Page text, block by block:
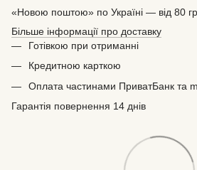
«Новою поштою» по Україні — від 80
Більше інформації про доставку
Готівкою при отриманні
Кредитною карткою
Оплата частинами ПриватБанк та
Гарантія повернення 14 днів